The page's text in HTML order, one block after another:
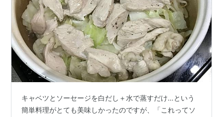
キャベツとソーセージを白だし＋水で蒸すだけ…という
簡単料理がとても美味しかったのですが、「これってソ